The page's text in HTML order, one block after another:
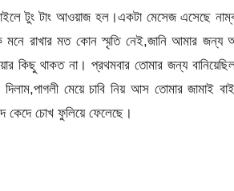
টুং টাং আওয়াজ হল।একটা মেসেজ এসেছে
রাখার মত কোন স্মৃতি নেই,জানি আমার জন্য
কিছু থাকত না। প্রথমবার তোমার জন্য
মেয়ে চাবি নিয় আস তোমার জামাই
কেদে চোখ ফুলিয়ে ফেলেছে।